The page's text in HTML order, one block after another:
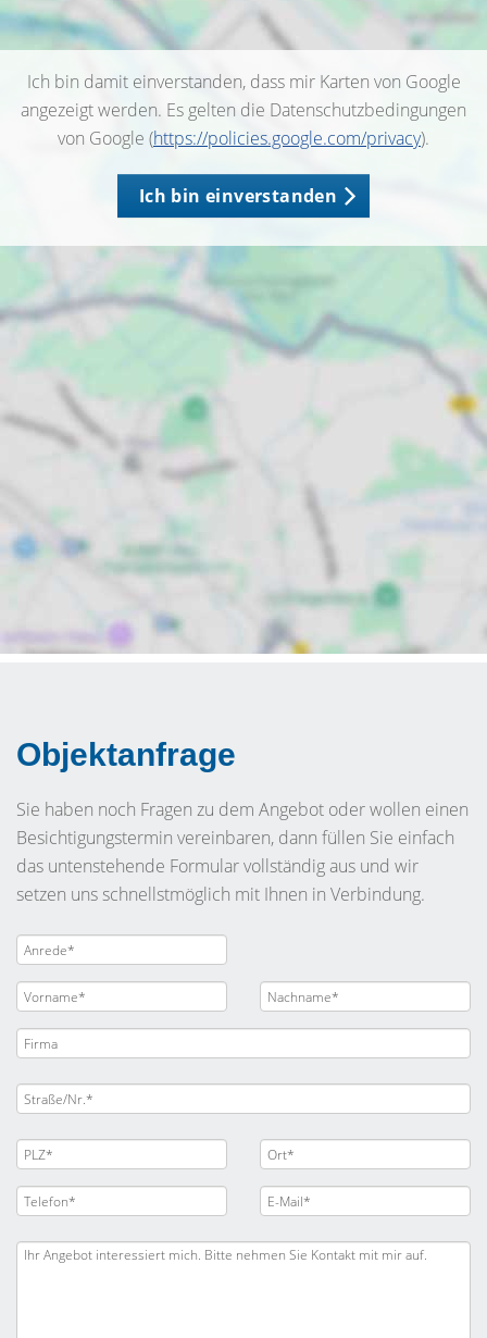
Ich bin damit einverstanden, dass mir Karten von Google
angezeigt werden. Es gelten die Datenschutzbedingungen
von Google (https://policies.google.com/privacy).
Ich bin einverstanden
Objektanfrage
Sie haben noch Fragen zu dem Angebot oder wollen einen
Besichtigungstermin vereinbaren, dann füllen Sie einfach
das untenstehende Formular vollständig aus und wir
setzen uns schnellstmöglich mit Ihnen in Verbindung.